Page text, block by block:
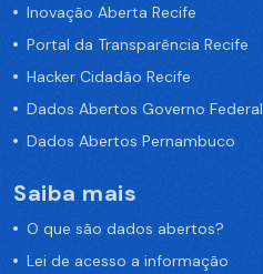
Inovação Aberta Recife
Portal da Transparência Recife
Hacker Cidadão Recife
Dados Abertos Governo Federal
Dados Abertos Pernambuco
Saiba mais
O que são dados abertos?
Lei de acesso a informação